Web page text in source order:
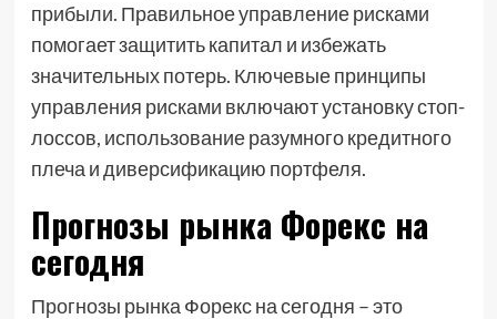
прибыли. Правильное управление рисками
помогает защитить капитал и избежать
значительных потерь. Ключевые принципы
управления рисками включают установку стоп-
лоссов, использование разумного кредитного
плеча и диверсификацию портфеля.
Прогнозы рынка Форекс на
сегодня
Прогнозы рынка Форекс на сегодня – это